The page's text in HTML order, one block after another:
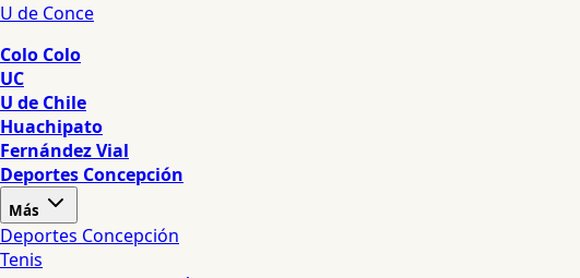
U de Conce
Colo Colo
UC
U de Chile
Huachipato
Fernández Vial
Deportes Concepción
Más
Deportes Concepción
Tenis